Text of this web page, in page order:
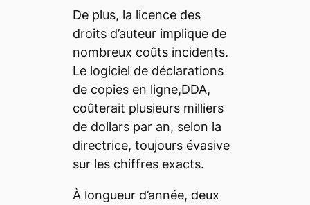
De plus, la licence des
droits d’auteur implique de
nombreux coûts incidents.
Le logiciel de déclarations
de copies en ligne,DDA,
coûterait plusieurs milliers
de dollars par an, selon la
directrice, toujours évasive
sur les chiffres exacts.
À longueur d’année, deux